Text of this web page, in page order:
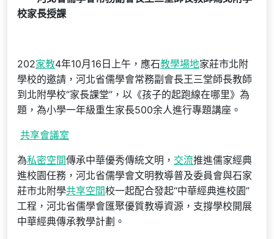
校家長授課
202家教4年10月16日上午，應石教學場地家莊市北附
學校的邀請，河北省儒學會常務副會長王三堂師長教師
到北附學校“家長課堂”，以《孩子的起跑線在哪里》為
題，為小學一年級重生家長500余人進行專題講座。
共享會議室
為私密空間傳承中華優秀傳統文明， 交流推進儒家經典
進校園任務，河北省儒學會文明教導普及委員會與石家
莊市北附學共享空間校一起配合發起“中華經典進校園”
工程，河北省儒學會匯聚優質教導資源，支撐學校開展
中華經典傳承教學計劃。